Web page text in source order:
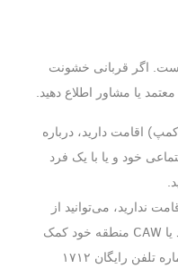
اگر قربانی خشونت
یا مشاور اطلاع دهید.
اقامت دارید، درباره
خود و یا با یک فرد
ندارید، می‌توانید از
CPAS/OCMW محله خود یا CAW منطقه خود کمک
درخواست نمایید. یا به شماره تلفن رایگان ۱۷۱۲